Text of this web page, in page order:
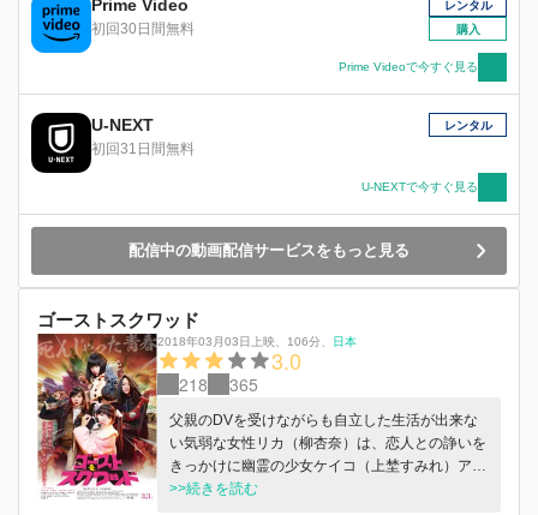
亮からの暴力に苦しんでいた。 彼女の抱える孤
独と痛みに触れた辰樹は、いつしか「自分が彼女
を守りたい」と強く願うようになる。 ある夜、
エリカの自宅を訪れた辰樹は、家の中から聞こえ
る悲鳴に導かれるように扉を開ける。 その夜を
境に、二人の関係は大きく変わり、辰樹の人生も
また静かに形を変えていく。 やがて恋人とな
り、同棲生活を始める二人。辰樹にとって、それ
人のためなら、どんなことでも受け入れられる
――そう信じていた。 しかしその頃から、辰樹
の周囲で不可解な出来事が起こり始める。少しず
て、エリカの微笑みの奥に、ふと垣間見える“何
か”。 その愛は、救いなのか――。 愛してしまっ
た瞬間、もう逃げることはできない。
Prime Video
初回30日間無料
レンタル
購入
Prime Videoで今すぐ見る
U-NEXT
初回31日間無料
レンタル
U-NEXTで今すぐ見る
配信中の動画配信サービスをもっと見る
ゴーストスクワッド
2018年03月03日上映 106分 日本
3.0
218 365
父親のDVを受けながらも自立した生活が出来な
い気弱な女性リカ（柳杏奈）は、恋人との諍いを
きっかけに幽霊の少女ケイコ（上埜すみれ）アカ
リ（神門実里）、ヨシエ（洪潤梨）に取り憑か
>>続きを読む